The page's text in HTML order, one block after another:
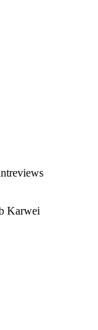
Karwei